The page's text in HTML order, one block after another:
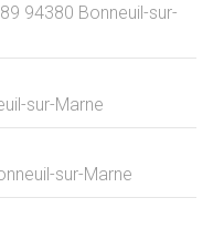
94380 Bonneuil-sur-
sur-Marne
sur-Marne